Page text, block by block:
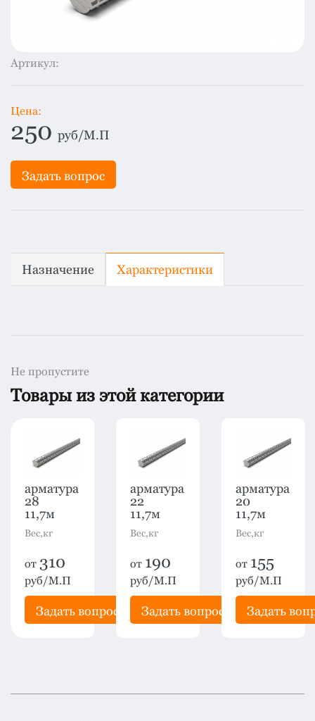
категории
Артикул:
Цена:
250 руб/М.П
Задать вопрос
Назначение Характеристики
Не пропустите
Товары из этой категории
арматура
28
11,7м
Вес,кг
от 310
руб/М.П
Задать вопрос
арматура
22
11,7м
Вес,кг
от 190
руб/М.П
Задать вопрос
арматура
20
11,7м
Вес,кг
от 155
руб/М.П
Задать